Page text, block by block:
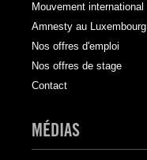
Mouvement international
Amnesty au Luxembourg
Nos offres d'emploi
Nos offres de stage
Contact
MÉDIAS